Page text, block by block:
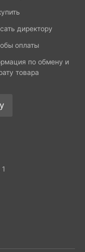
директору
оплаты
по обмену и
товара